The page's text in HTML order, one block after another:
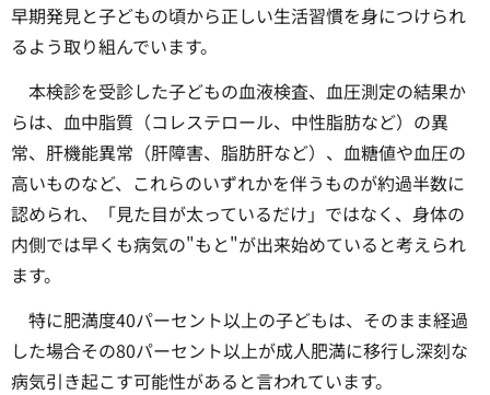
早期発見と子どもの頃から正しい生活習慣を身につけられ
るよう取り組んでいます。
本検診を受診した子どもの血液検査、血圧測定の結果か
らは、血中脂質（コレステロール、中性脂肪など）の異
常、肝機能異常（肝障害、脂肪肝など）、血糖値や血圧の
高いものなど、これらのいずれかを伴うものが約過半数に
認められ、「見た目が太っているだけ」ではなく、身体の
内側では早くも病気の"もと"が出来始めていると考えられ
ます。
特に肥満度40パーセント以上の子どもは、そのまま経過
した場合その80パーセント以上が成人肥満に移行し深刻な
病気引き起こす可能性があると言われています。